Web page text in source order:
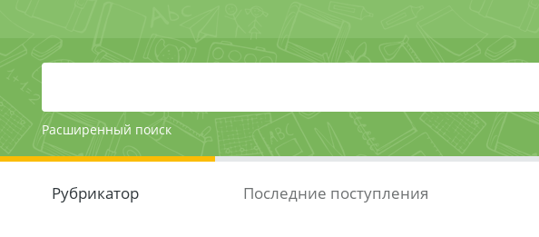
Расширенный поиск
Рубрикатор Последние поступления